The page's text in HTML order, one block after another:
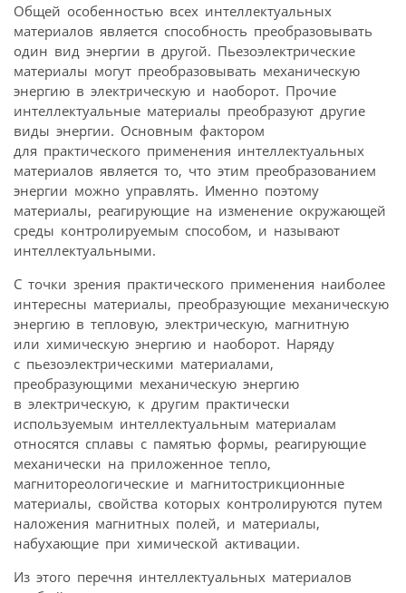
Общей особенностью всех интеллектуальных
материалов является способность преобразовывать
один вид энергии в другой. Пьезоэлектрические
материалы могут преобразовывать механическую
энергию в электрическую и наоборот. Прочие
интеллектуальные материалы преобразуют другие
виды энергии. Основным фактором
для практического применения интеллектуальных
материалов является то, что этим преобразованием
энергии можно управлять. Именно поэтому
материалы, реагирующие на изменение окружающей
среды контролируемым способом, и называют
интеллектуальными.
С точки зрения практического применения наиболее
интересны материалы, преобразующие механическую
энергию в тепловую, электрическую, магнитную
или химическую энергию и наоборот. Наряду
с пьезоэлектрическими материалами,
преобразующими механическую энергию
в электрическую, к другим практически
используемым интеллектуальным материалам
относятся сплавы с памятью формы, реагирующие
механически на приложенное тепло,
магнитореологические и магнитострикционные
материалы, свойства которых контролируются путем
наложения магнитных полей, и материалы,
набухающие при химической активации.
Из этого перечня интеллектуальных материалов